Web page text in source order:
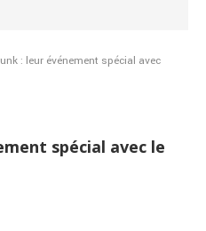
: leur événement spécial avec
spécial avec le